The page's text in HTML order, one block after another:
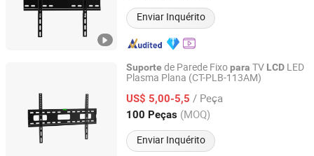
Enviar Inquérito
Suporte de Parede Fixopara TV LCD LED
Plasma Plana (CT-PLB-113AM)
US$ 5,00-5,5 / Peça
100 Peças (MOQ)
Enviar Inquérito
Ningbo Charm-Tech Import and Export Corporation Ltd.
Zhejiang, China Desde 2007